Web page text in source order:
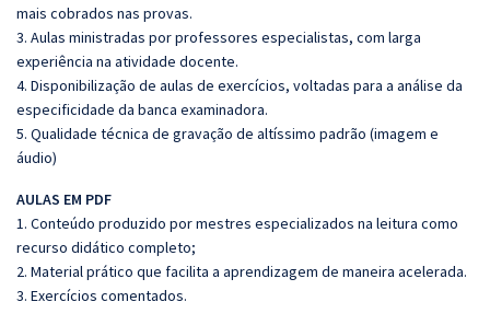
mais cobrados nas provas.
3. Aulas ministradas por professores especialistas, com larga
experiência na atividade docente.
4. Disponibilização de aulas de exercícios, voltadas para a análise da
especificidade da banca examinadora.
5. Qualidade técnica de gravação de altíssimo padrão (imagem e
áudio)
AULAS EM PDF
1. Conteúdo produzido por mestres especializados na leitura como
recurso didático completo;
2. Material prático que facilita a aprendizagem de maneira acelerada.
3. Exercícios comentados.